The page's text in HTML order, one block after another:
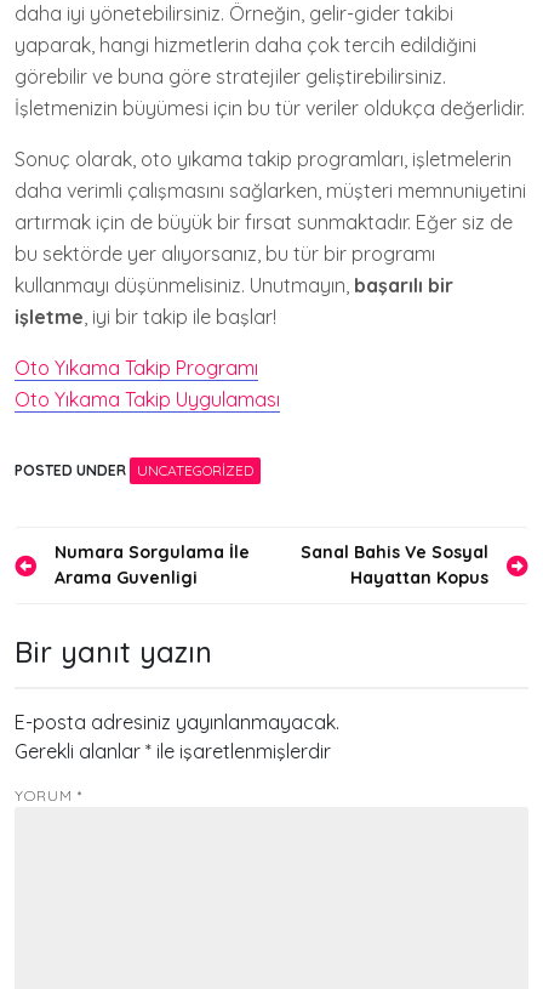
daha iyi yönetebilirsiniz. Örneğin, gelir-gider takibi
yaparak, hangi hizmetlerin daha çok tercih edildiğini
görebilir ve buna göre stratejiler geliştirebilirsiniz.
İşletmenizin büyümesi için bu tür veriler oldukça değerlidir.
Sonuç olarak, oto yıkama takip programları, işletmelerin
daha verimli çalışmasını sağlarken, müşteri memnuniyetini
artırmak için de büyük bir fırsat sunmaktadır. Eğer siz de
bu sektörde yer alıyorsanız, bu tür bir programı
kullanmayı düşünmelisiniz. Unutmayın, başarılı bir
işletme, iyi bir takip ile başlar!
Oto Yıkama Takip Programı
Oto Yıkama Takip Uygulaması
POSTED UNDER UNCATEGORIZED
Yazı
gezinmesi
Numara Sorgulama İle
Arama Guvenligi
Sanal Bahis Ve Sosyal
Hayattan Kopus
Bir yanıt yazın
E-posta adresiniz yayınlanmayacak.
Gerekli alanlar * ile işaretlenmişlerdir
YORUM *